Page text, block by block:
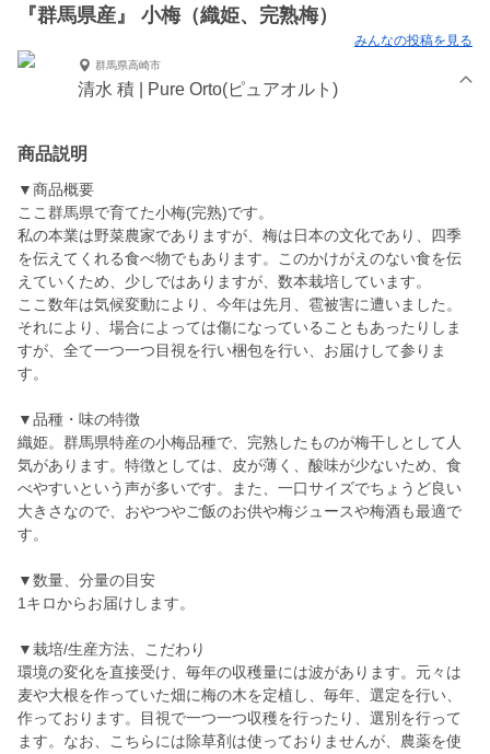
『群馬県産』 小梅（織姫、完熟梅）
みんなの投稿を見る
群馬県高崎市
清水 積 | Pure Orto(ピュアオルト)
商品説明
▼商品概要
ここ群馬県で育てた小梅(完熟)です。
私の本業は野菜農家でありますが、梅は日本の文化であり、四季
を伝えてくれる食べ物でもあります。このかけがえのない食を伝
えていくため、少しではありますが、数本栽培しています。
ここ数年は気候変動により、今年は先月、雹被害に遭いました。
それにより、場合によっては傷になっていることもあったりしま
すが、全て一つ一つ目視を行い梱包を行い、お届けして参りま
す。
▼品種・味の特徴
織姫。群馬県特産の小梅品種で、完熟したものが梅干しとして人
気があります。特徴としては、皮が薄く、酸味が少ないため、食
べやすいという声が多いです。また、一口サイズでちょうど良い
大きさなので、おやつやご飯のお供や梅ジュースや梅酒も最適で
す。
▼数量、分量の目安
1キロからお届けします。
▼栽培/生産方法、こだわり
環境の変化を直接受け、毎年の収穫量には波があります。元々は
麦や大根を作っていた畑に梅の木を定植し、毎年、選定を行い、
作っております。目視で一つ一つ収穫を行ったり、選別を行って
ます。なお、こちらには除草剤は使っておりませんが、農薬を使